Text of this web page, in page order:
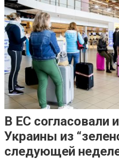
В ЕС согласовали
Украины из
следующей